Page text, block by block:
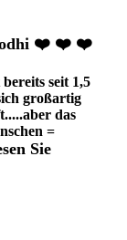
❤️ ❤️ ❤️
seit 1,5
großartig
das
=
Sie